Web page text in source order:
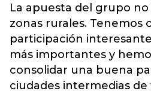
La apuesta del grupo no
zonas rurales. Tenemos
participación
más importantes y
consolidar una buena
ciudades intermedias de